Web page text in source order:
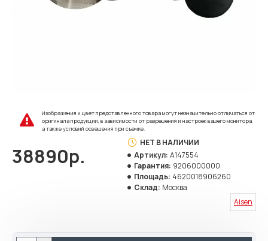
Изображения и цвет представленного товара могут незначительно отличаться от
оригинала продукции, в зависимости от разрешения и настроек вашего монитора,
а также условий освещения при съемке.
38890р.
НЕТ В НАЛИЧИИ
Артикул: A147554
Гарантия: 9206000000
Площадь: 4620018906260
Склад: Москва
Aisen